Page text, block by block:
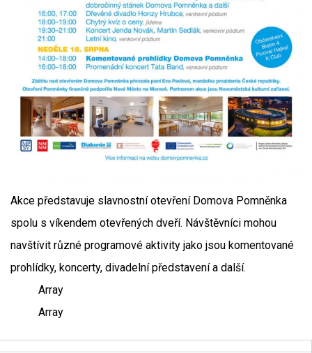
Akce představuje slavnostní otevření Domova Pomněnka
spolu s víkendem otevřených dveří. Návštěvníci mohou
navštívit různé programové aktivity jako jsou komentované
prohlídky, koncerty, divadelní představení a další.
Array
Array